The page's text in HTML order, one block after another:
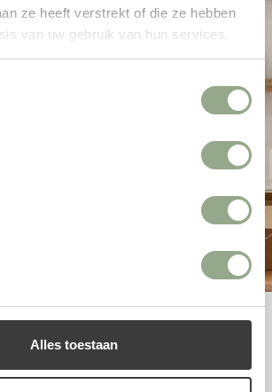
ze heeft verstrekt of die ze hebben
van uw gebruik van hun services.
Alles toestaan
we blij van enthousiaste klanten.